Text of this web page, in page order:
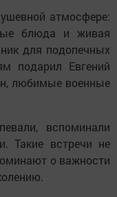
атмосфере:
блюда и живая
для подопечных
подарил Евгений
любимые военные
вспоминали
Такие встречи не
о важности